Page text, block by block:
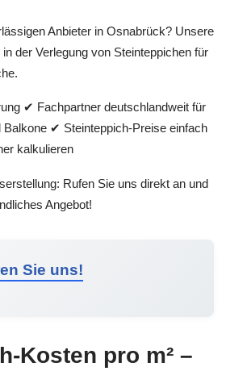
Anbieter in Osnabrück? Unsere
der Verlegung von Steinteppichen für
✔ Fachpartner deutschlandweit für
Balkone ✔ Steinteppich-Preise einfach
kalkulieren
Rufen Sie uns direkt an und
Angebot!
Sie uns!
Kosten pro m² –